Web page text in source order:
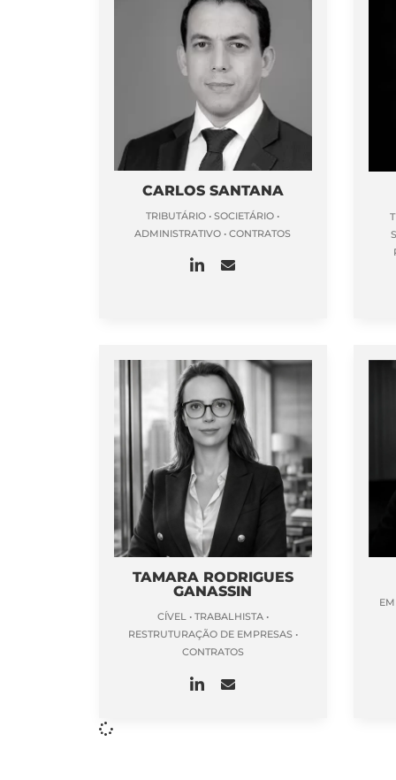
CARLOS SANTANA
TRIBUTÁRIO • SOCIETÁRIO •
ADMINISTRATIVO • CONTRATOS
TAMARA RODRIGUES
GANASSIN
CÍVEL • TRABALHISTA •
RESTRUTURAÇÃO DE EMPRESAS •
CONTRATOS